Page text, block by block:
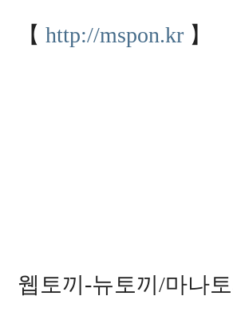
【 http://mspon.kr 】
웹토끼-뉴토끼/마나